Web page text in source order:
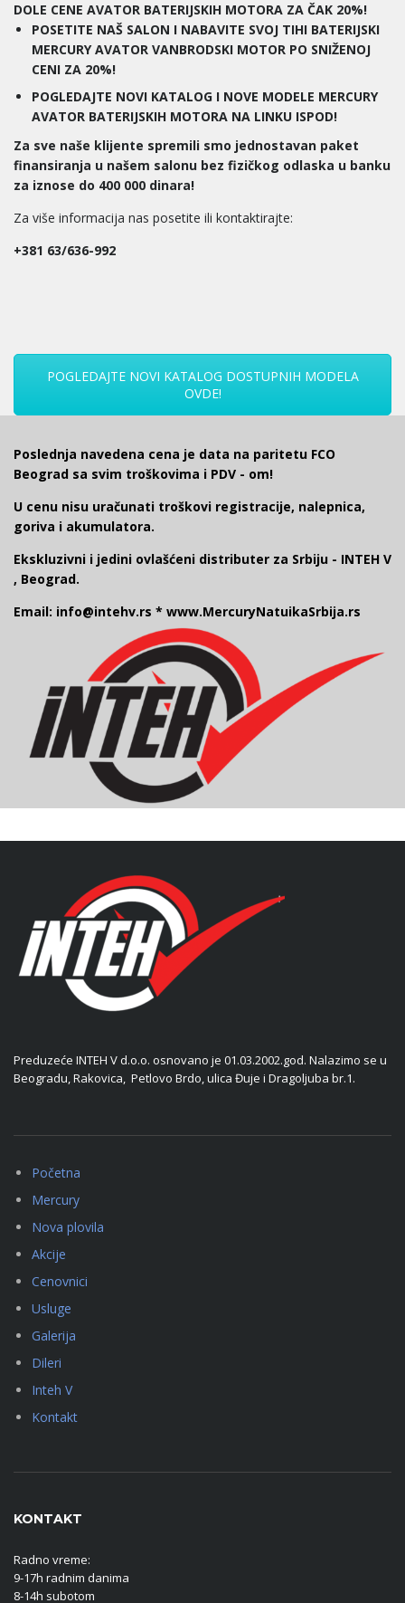
DOLE CENE AVATOR BATERIJSKIH MOTORA ZA ČAK 20%!
POSETITE NAŠ SALON I NABAVITE SVOJ TIHI BATERIJSKI
MERCURY AVATOR VANBRODSKI MOTOR PO SNIŽENOJ
CENI ZA 20%!
POGLEDAJTE NOVI KATALOG I NOVE MODELE MERCURY
AVATOR BATERIJSKIH MOTORA NA LINKU ISPOD!
Za sve naše klijente spremili smo jednostavan paket
finansiranja u našem salonu bez fizičkog odlaska u banku
za iznose do 400 000 dinara!
Za više informacija nas posetite ili kontaktirajte:
+381 63/636-992
POGLEDAJTE NOVI KATALOG DOSTUPNIH MODELA
OVDE!
Poslednja navedena cena je data na paritetu FCO
Beograd sa svim troškovima i PDV - om!
U cenu nisu uračunati troškovi registracije, nalepnica,
goriva i akumulatora.
Ekskluzivni i jedini ovlašćeni distributer za Srbiju - INTEH V
, Beograd.
Email: info@intehv.rs * www.MercuryNatuikaSrbija.rs
Preduzeće INTEH V d.o.o. osnovano je 01.03.2002.god. Nalazimo se u
Beogradu, Rakovica, Petlovo Brdo, ulica Đuje i Dragoljuba br.1.
Početna
Mercury
Nova plovila
Akcije
Cenovnici
Usluge
Galerija
Dileri
Inteh V
Kontakt
KONTAKT
Radno vreme:
9-17h radnim danima
8-14h subotom